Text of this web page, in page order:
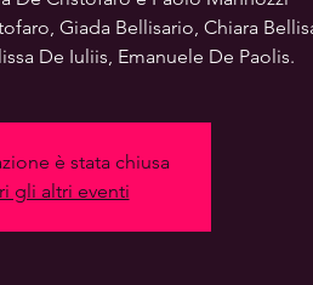
Giada Bellisario, Chiara
De Iuliis, Emanuele De Paolis.
è stata chiusa
gli altri eventi